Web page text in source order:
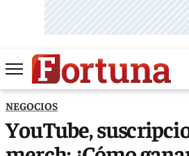
NEGOCIOS
YouTube,